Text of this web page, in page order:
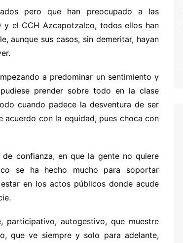
pero que han preocupado a las
y el CCH Azcapotzalco, todos ellos han
aunque sus casos, sin demeritar, hayan
a predominar un sentimiento y
prender sobre todo en la clase
cuando padece la desventura de ser
con la equidad, pues choca con
confianza, en que la gente no quiere
se ha hecho mucho para soportar
en los actos públicos donde acude
participativo, autogestivo, que muestre
que ve siempre y solo para adelante,